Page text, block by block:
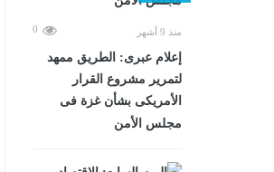
منذ 9 أشهر 0
إعلام عبرى: الطريق ممهد
لتمرير مشروع القرار
الأمريكى بشأن غزة فى
مجلس الأمن